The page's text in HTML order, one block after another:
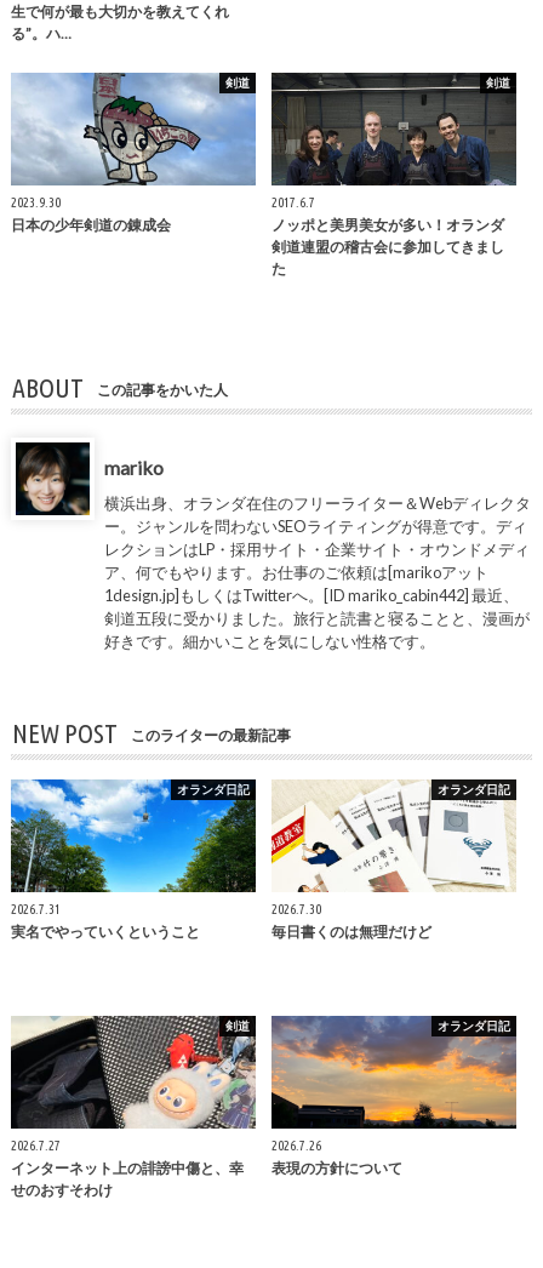
生で何が最も大切かを教えてくれ
る”。ハ…
剣道
2023.9.30
日本の少年剣道の錬成会
剣道
2017.6.7
ノッポと美男美女が多い！オランダ
剣道連盟の稽古会に参加してきまし
た
ABOUT この記事をかいた人
mariko
横浜出身、オランダ在住のフリーライター＆Webディレクタ
ー。ジャンルを問わないSEOライティングが得意です。ディ
レクションはLP・採用サイト・企業サイト・オウンドメディ
ア、何でもやります。お仕事のご依頼は[marikoアット
1design.jp]もしくはTwitterへ。[ID mariko_cabin442] 最近、
剣道五段に受かりました。旅行と読書と寝ることと、漫画が
好きです。細かいことを気にしない性格です。
NEW POST このライターの最新記事
オランダ日記
2026.7.31
実名でやっていくということ
オランダ日記
2026.7.30
毎日書くのは無理だけど
剣道
2026.7.27
インターネット上の誹謗中傷と、幸
せのおすそわけ
オランダ日記
2026.7.26
表現の方針について